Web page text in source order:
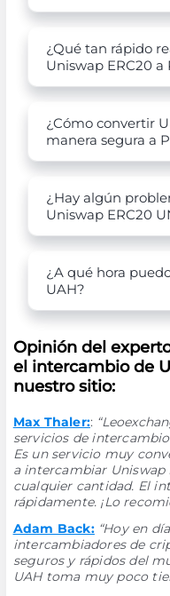
¿Qué tan rápido
Uniswap ERC20 a
¿Cómo convertir
manera segura a
¿Hay algún
Uniswap ERC20
¿A qué hora
UAH?
Opinión del
el intercambio de
nuestro sitio:
Max Thaler::
servicios de
Es un servicio muy
a intercambiar Uniswap
cualquier cantidad. El
rápidamente. ¡Lo
Adam Back: “Hoy en
intercambiadores de
seguros y rápidos del
UAH toma muy poco